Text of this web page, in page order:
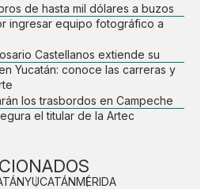
de hasta mil dólares a buzos
ingresar equipo fotográfico a
Castellanos extiende su
Yucatán: conoce las carreras y
los trasbordos en Campeche
el titular de la Artec
YUCATÁNMÉRIDA